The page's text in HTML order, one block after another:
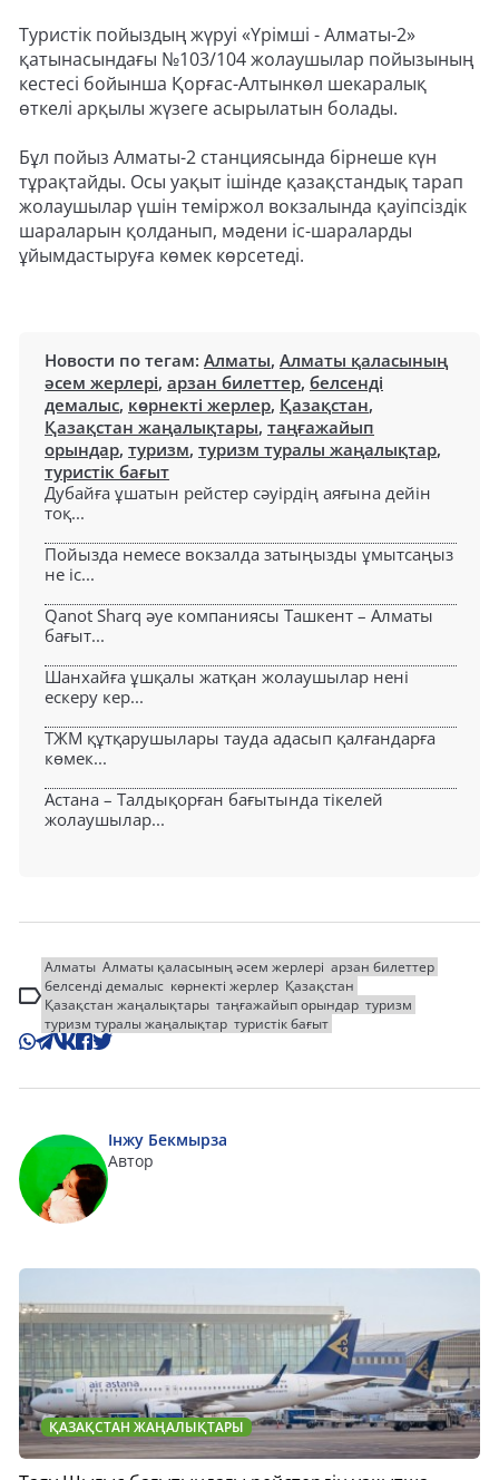
Туристік пойыздың жүруі «Үрімші - Алматы-2»
қатынасындағы №103/104 жолаушылар пойызының
кестесі бойынша Қорғас-Алтынкөл шекаралық
өткелі арқылы жүзеге асырылатын болады.
Бұл пойыз Алматы-2 станциясында бірнеше күн
тұрақтайды. Осы уақыт ішінде қазақстандық тарап
жолаушылар үшін теміржол вокзалында қауіпсіздік
шараларын қолданып, мәдени іс-шараларды
ұйымдастыруға көмек көрсетеді.
Новости по тегам: Алматы, Алматы қаласының
әсем жерлері, арзан билеттер, белсенді
демалыс, көрнекті жерлер, Қазақстан,
Қазақстан жаңалықтары, таңғажайып
орындар, туризм, туризм туралы жаңалықтар,
туристік бағыт
Дубайға ұшатын рейстер сәуірдің аяғына дейін
тоқ...
Пойызда немесе вокзалда затыңызды ұмытсаңыз
не іс...
Qanot Sharq әуе компаниясы Ташкент – Алматы
бағыт...
Шанхайға ұшқалы жатқан жолаушылар нені
ескеру кер...
ТЖМ құтқарушылары тауда адасып қалғандарға
көмек...
Астана – Талдықорған бағытында тікелей
жолаушылар...
Алматы Алматы қаласының әсем жерлері арзан билеттер
белсенді демалыс көрнекті жерлер Қазақстан
Қазақстан жаңалықтары таңғажайып орындар туризм
туризм туралы жаңалықтар туристік бағыт
Інжу Бекмырза
Автор
ҚАЗАҚСТАН ЖАҢАЛЫҚТАРЫ